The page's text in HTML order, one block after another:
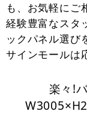
も、お気軽にご
経験豊富なスタ
ックパネル選び
サインモールは
楽々!